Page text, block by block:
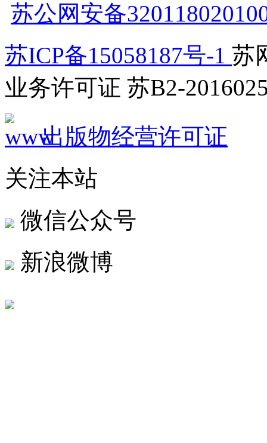
苏公网安备
苏ICP备15058187号-1 苏
业务许可证 苏B2-
出版物经营许可证
关注本站
微信公众号
新浪微博